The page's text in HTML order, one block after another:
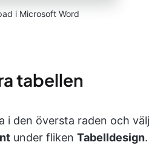
i Microsoft Word
tabellen
i den översta raden och välj
under fliken Tabelldesign.